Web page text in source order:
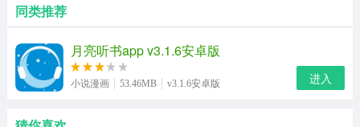
同类推荐
月亮听书app v3.1.6安卓版
小说漫画 53.46MB v3.1.6安卓版 进入